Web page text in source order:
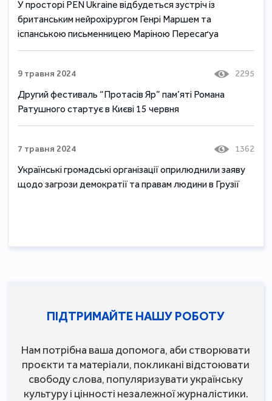
У просторі PEN Ukraine відбудеться зустріч із
британським нейрохірургом Генрі Маршем та
іспанською письменницею Маріною Пересаґуа
9 травня 2024 2295
Другий фестиваль “Протасів Яр” пам’яті Романа
Ратушного стартує в Києві 15 червня
7 травня 2024 1362
Українські громадські організації оприлюднили заяву
щодо загрози демократії та правам людини в Грузії
ПІДТРИМАЙТЕ НАШУ РОБОТУ
Нам потрібна ваша допомога, аби створювати
проєкти та матеріали, покликані відстоювати
свободу слова, популяризувати українську
культуру і цінності незалежної журналістики.